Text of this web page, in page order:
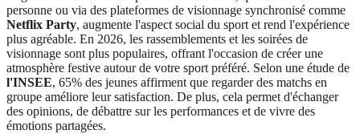
personne ou via des plateformes de visionnage synchronisé comme
Netflix Party, augmente l'aspect social du sport et rend l'expérience
plus agréable. En 2026, les rassemblements et les soirées de
visionnage sont plus populaires, offrant l'occasion de créer une
atmosphère festive autour de votre sport préféré. Selon une étude de
l'INSEE, 65% des jeunes affirment que regarder des matchs en
groupe améliore leur satisfaction. De plus, cela permet d'échanger
des opinions, de débattre sur les performances et de vivre des
émotions partagées.